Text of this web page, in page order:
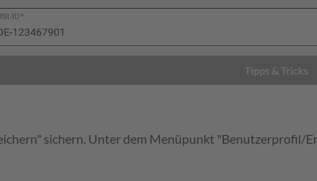
sichern. Unter dem Menüpunkt "Benutzerprofil/